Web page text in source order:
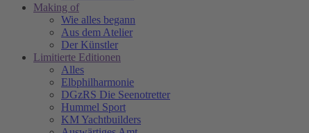
Making of
Wie alles begann
Aus dem Atelier
Der Künstler
Limitierte Editionen
Alles
Elbphilharmonie
DGzRS Die Seenotretter
Hummel Sport
KM Yachtbuilders